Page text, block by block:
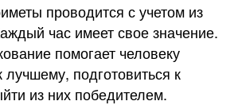
проводится с учетом из
час имеет свое значение.
помогает человеку
лучшему, подготовиться к
из них победителем.